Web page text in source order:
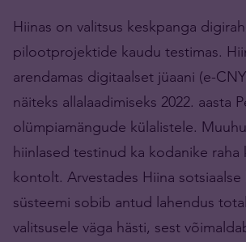
Hiinas on valitsus keskpanga
pilootprojektide kaudu testimas.
arendamas digitaalset jüaani (e-
näiteks allalaadimiseks 2022. aasta
olümpiamängude külalistele.
hiinlased testinud ka kodanike raha
kontolt. Arvestades Hiina
süsteemi sobib antud lahendus
valitsusele väga hästi, sest